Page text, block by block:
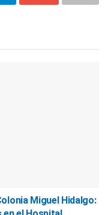
Miguel Hidalgo: